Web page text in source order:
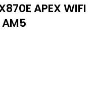
APEX WIFI